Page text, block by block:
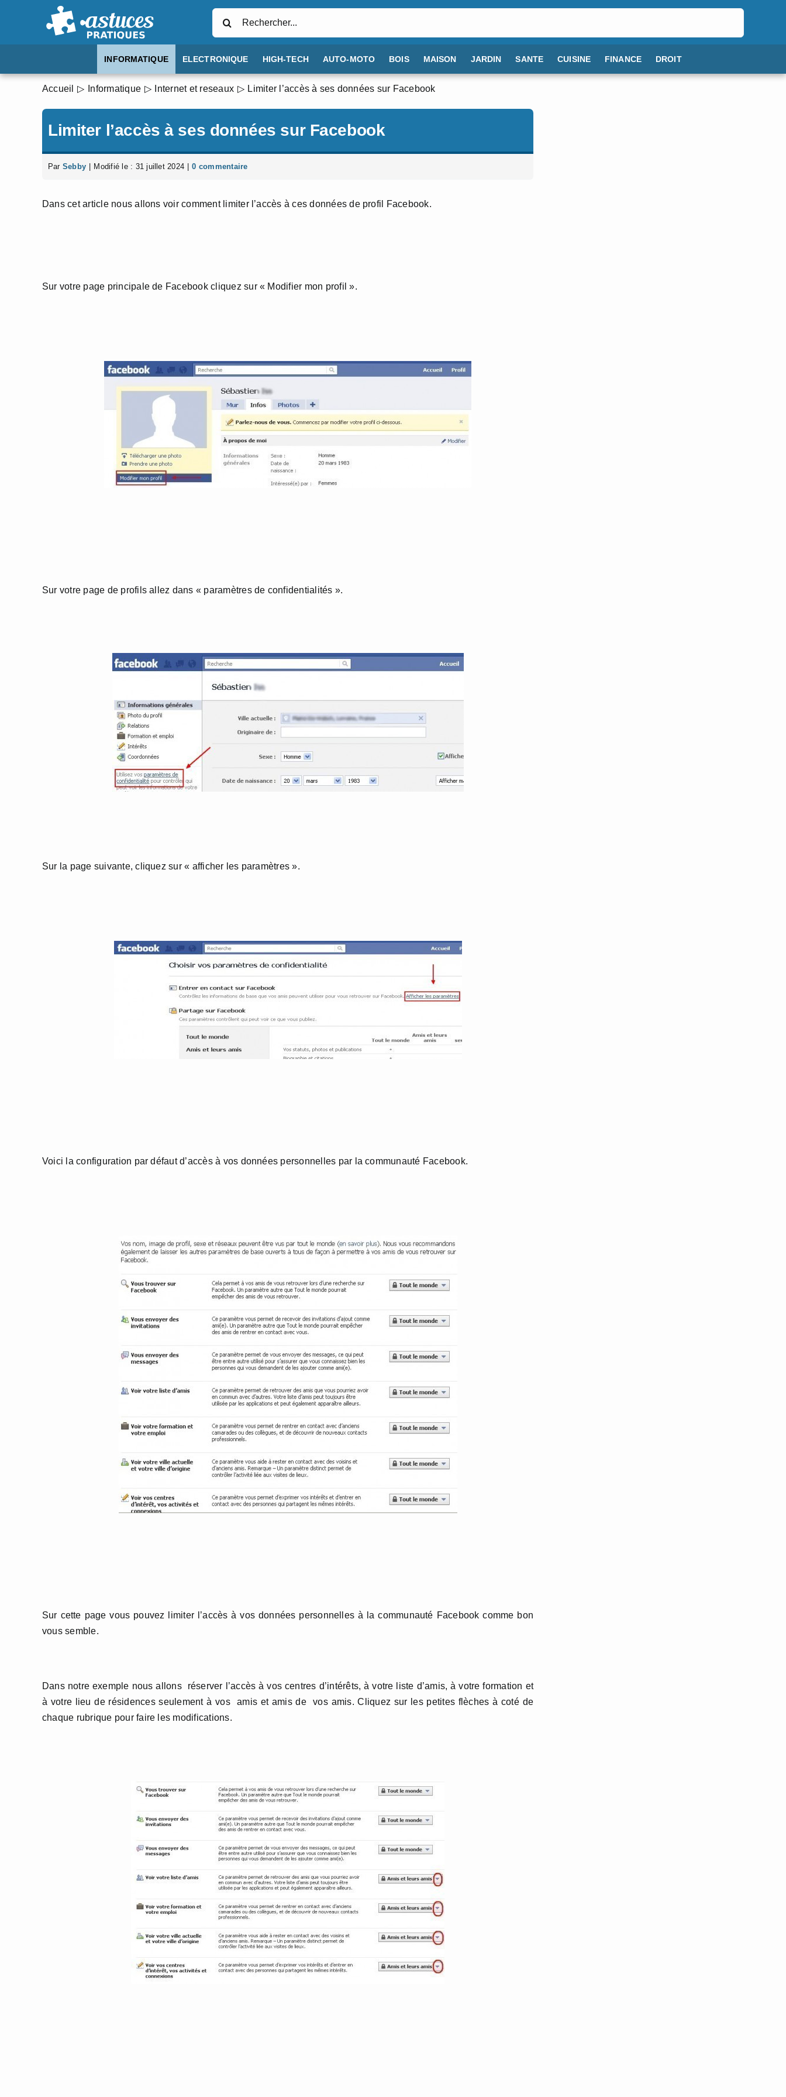
INFORMATIQUE ELECTRONIQUE HIGH-TECH AUTO-MOTO BOIS MAISON JARDIN SANTE CUISINE FINANCE DROIT
Accueil Informatique Internet et reseaux Limiter l’accès à ses données sur Facebook
Limiter l’accès à ses données sur Facebook
Par Sebby Modifié le : 31 juillet 2024 0 commentaire
Dans cet article nous allons voir comment limiter l’accès à ces données de profil Facebook.
Sur votre page principale de Facebook cliquez sur « Modifier mon profil ».
Sur votre page de profils allez dans « paramètres de confidentialités ».
Sur la page suivante, cliquez sur « afficher les paramètres ».
Voici la configuration par défaut d’accès à vos données personnelles par la communauté Facebook.
Sur cette page vous pouvez limiter l’accès à vos données personnelles à la communauté Facebook comme bon
vous semble.
Dans notre exemple nous allons réserver l’accès à vos centres d’intérêts, à votre liste d’amis, à votre formation et
à votre lieu de résidences seulement à vos amis et amis de vos amis. Cliquez sur les petites flèches à coté de
chaque rubrique pour faire les modifications.